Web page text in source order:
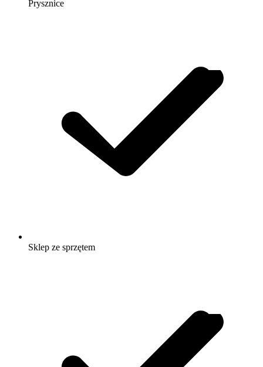
Prysznice
Sklep ze sprzętem